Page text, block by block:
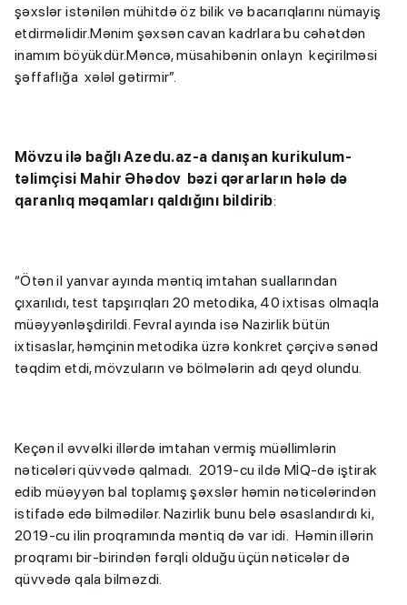
şəxslər istənilən mühitdə öz bilik və bacarıqlarını nümayiş
etdirməlidir.Mənim şəxsən cavan kadrlara bu cəhətdən
inamım böyükdür.Məncə, müsahibənin onlayn keçirilməsi
şəffaflığa xələl gətirmir”.
Mövzu ilə bağlı Azedu.az-a danışan kurikulum-
təlimçisi Mahir Əhədov bəzi qərarların hələ də
qaranlıq məqamları qaldığını bildirib:
“Ötən il yanvar ayında məntiq imtahan suallarından
çıxarılıdı, test tapşırıqları 20 metodika, 40 ixtisas olmaqla
müəyyənləşdirildi. Fevral ayında isə Nazirlik bütün
ixtisaslar, həmçinin metodika üzrə konkret çərçivə sənəd
təqdim etdi, mövzuların və bölmələrin adı qeyd olundu.
Keçən il əvvəlki illərdə imtahan vermiş müəllimlərin
nəticələri qüvvədə qalmadı. 2019-cu ildə MİQ-də iştirak
edib müəyyən bal toplamış şəxslər həmin nəticələrindən
istifadə edə bilmədilər. Nazirlik bunu belə əsaslandırdı ki,
2019-cu ilin proqramında məntiq də var idi. Həmin illərin
proqramı bir-birindən fərqli olduğu üçün nəticələr də
qüvvədə qala bilməzdi.